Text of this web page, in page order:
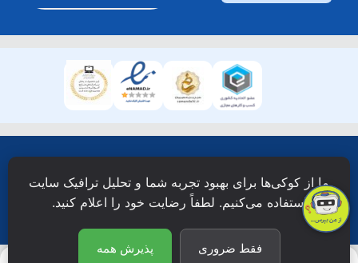
دانش نویان محفوظ است.
ما از کوکی‌ها برای بهبود تجربه شما و تحلیل ترافیک سایت
استفاده می‌کنیم. لطفاً رضایت خود را اعلام کنید.
فقط ضروری پذیرش همه